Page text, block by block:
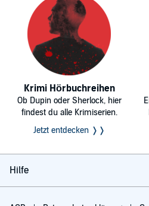
Krimi Hörbuchreihen
Ob Dupin oder Sherlock, hier
findest du alle Krimiserien.
Jetzt entdecken ❭❭
Hilfe